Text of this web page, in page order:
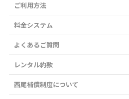
ご利用方法
料金システム
よくあるご質問
レンタル約款
西尾補償制度について